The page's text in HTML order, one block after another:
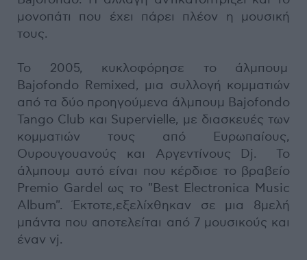
μονοπάτι που έχει πάρει πλέον η μουσική
τους.
Το 2005, κυκλοφόρησε το άλμπουμ
Bajofondo Remixed, μια συλλογή κομματιών
από τα δύο προηγούμενα άλμπουμ Bajofondo
Tango Club και Supervielle, με διασκευές των
κομματιών τους από Ευρωπαίους,
Ουρουγουανούς και Αργεντίνους Dj. Το
άλμπουμ αυτό είναι που κέρδισε το βραβείο
Premio Gardel ως το "Best Electronica Music
Album". Έκτοτε,εξελίχθηκαν σε μια 8μελή
μπάντα που αποτελείται από 7 μουσικούς και
έναν vj.